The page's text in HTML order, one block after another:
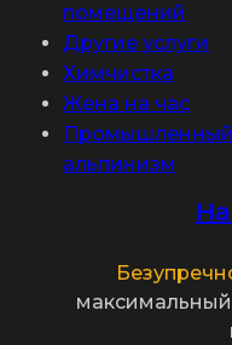
помещений
Другие услуги
Химчистка
Жена на час
Промышленный
альпинизм